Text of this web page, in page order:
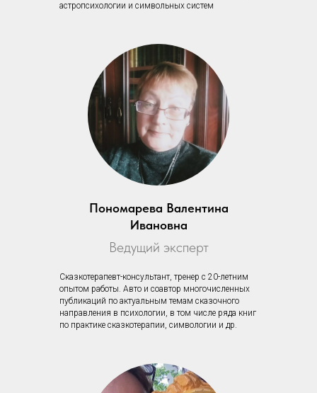
астропсихологии и символьных систем
Пономарева Валентина
Ивановна
Ведущий эксперт
Сказкотерапевт-консультант, тренер с 20-летним
опытом работы. Авто и соавтор многочисленных
публикаций по актуальным темам сказочного
направления в психологии, в том числе ряда книг
по практике сказкотерапии, символогии и др.